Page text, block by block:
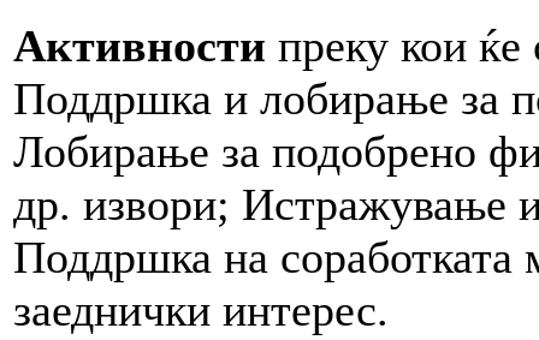
Активности преку кои ќе
Поддршка и лобирање за
Лобирање за подобрено
др. извори; Истражување
Поддршка на
заеднички интерес.